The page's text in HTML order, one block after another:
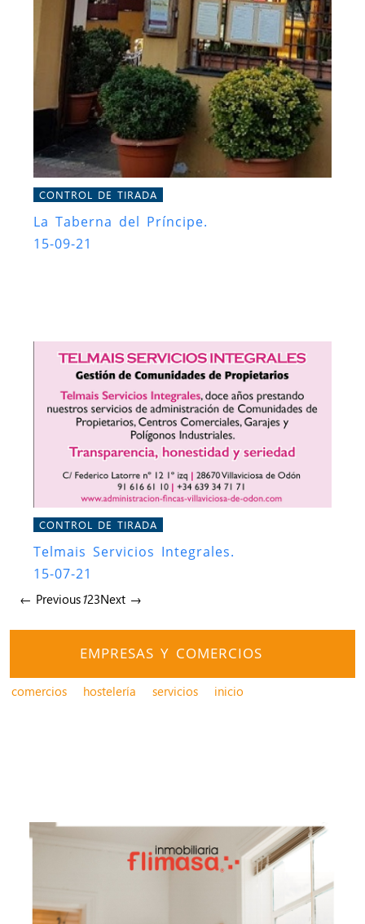
CONTROL DE TIRADA
La Taberna del Príncipe.
15-09-21
CONTROL DE TIRADA
Telmais Servicios Integrales.
15-07-21
← Previous123Next →
EMPRESAS Y COMERCIOS
comercios hostelería servicios inicio